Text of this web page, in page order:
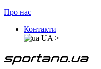
Про нас
Контакти
UA >